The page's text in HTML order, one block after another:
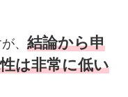
、 結論から申
は非常に低い